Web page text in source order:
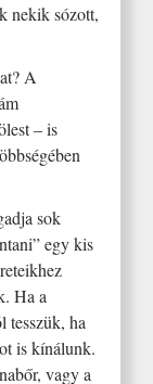
nekik sózott,
A
– is
sok
egy kis
Ha a
tesszük, ha
is kínálunk.
vagy a